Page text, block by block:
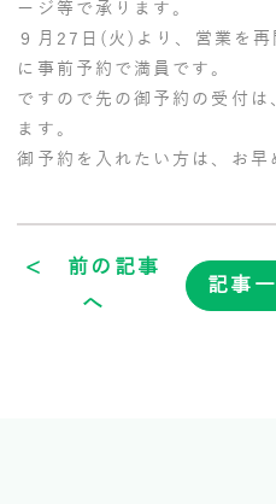
ージ等で承ります。
９月27日(火)より、営業を
に事前予約で満員です。
ですので先の御予約の受付
ます。
御予約を入れたい方は、お早
< 前の記事
へ
記事